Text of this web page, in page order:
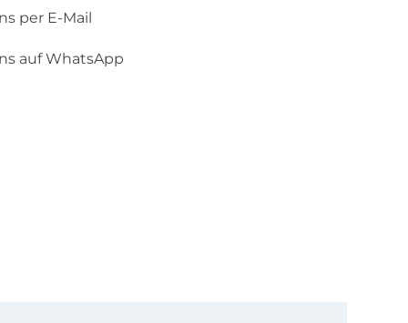
per E-Mail
auf WhatsApp